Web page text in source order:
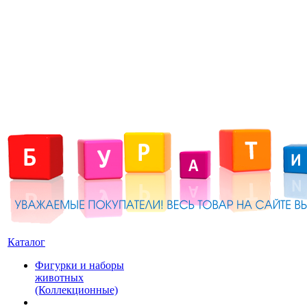
Каталог
Фигурки и наборы
животных
(Коллекционные)